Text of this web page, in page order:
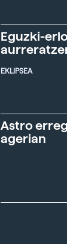
Eguzki-
EKLIPSEA
Astro
agerian